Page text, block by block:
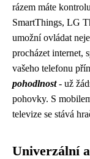
rázem máte
SmartThings, LG
umožní ovládat
procházet internet,
vašeho telefonu
pohodlnost- už
pohovky. S
televize se stává
Univerzální